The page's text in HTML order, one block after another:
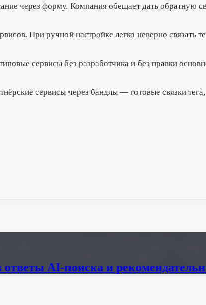
через форму. Компания обещает дать обратную
При ручной настройке легко неверно связать
сервисы без разработчика и без правки
сервисы через бандлы — готовые связки
AI-поиска и